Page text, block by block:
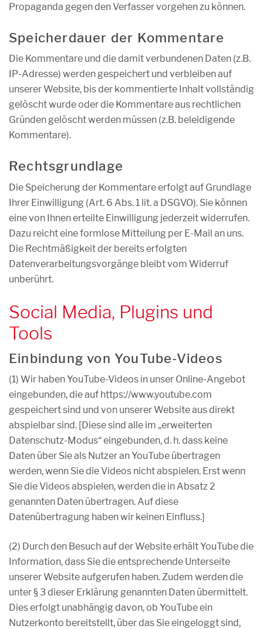
Propaganda gegen den Verfasser vorgehen zu können.
Speicherdauer der Kommentare
Die Kommentare und die damit verbundenen Daten (z.B.
IP-Adresse) werden gespeichert und verbleiben auf
unserer Website, bis der kommentierte Inhalt vollständig
gelöscht wurde oder die Kommentare aus rechtlichen
Gründen gelöscht werden müssen (z.B. beleidigende
Kommentare).
Rechtsgrundlage
Die Speicherung der Kommentare erfolgt auf Grundlage
Ihrer Einwilligung (Art. 6 Abs. 1 lit. a DSGVO). Sie können
eine von Ihnen erteilte Einwilligung jederzeit widerrufen.
Dazu reicht eine formlose Mitteilung per E-Mail an uns.
Die Rechtmäßigkeit der bereits erfolgten
Datenverarbeitungsvorgänge bleibt vom Widerruf
unberührt.
Social Media, Plugins und
Tools
Einbindung von YouTube-Videos
(1) Wir haben YouTube-Videos in unser Online-Angebot
eingebunden, die auf https://www.youtube.com
gespeichert sind und von unserer Website aus direkt
abspielbar sind. [Diese sind alle im „erweiterten
Datenschutz-Modus“ eingebunden, d. h. dass keine
Daten über Sie als Nutzer an YouTube übertragen
werden, wenn Sie die Videos nicht abspielen. Erst wenn
Sie die Videos abspielen, werden die in Absatz 2
genannten Daten übertragen. Auf diese
Datenübertragung haben wir keinen Einfluss.]
(2) Durch den Besuch auf der Website erhält YouTube die
Information, dass Sie die entsprechende Unterseite
unserer Website aufgerufen haben. Zudem werden die
unter § 3 dieser Erklärung genannten Daten übermittelt.
Dies erfolgt unabhängig davon, ob YouTube ein
Nutzerkonto bereitstellt, über das Sie eingeloggt sind,